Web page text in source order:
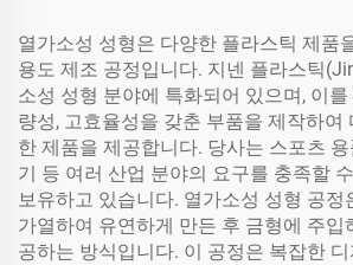
열가소성 성형은 다양한 플라스틱 제품
용도 제조 공정입니다. 지넨 플라스틱
소성 성형 분야에 특화되어 있으며, 이
량성, 고효율성을 갖춘 부품을 제작하여
한 제품을 제공합니다. 당사는 스포츠
기 등 여러 산업 분야의 요구를 충족할
보유하고 있습니다. 열가소성 성형 공정
가열하여 유연하게 만든 후 금형에 주입
공하는 방식입니다. 이 공정은 복잡한